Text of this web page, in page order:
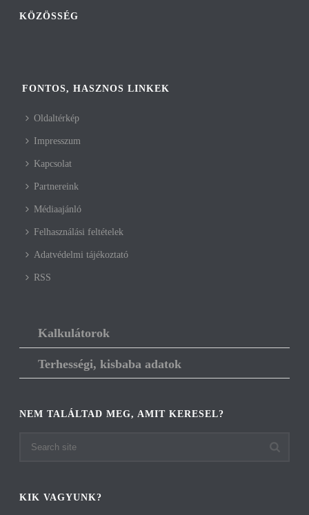
KÖZÖSSÉG
FONTOS, HASZNOS LINKEK
Oldaltérkép
Impresszum
Kapcsolat
Partnereink
Médiaajánló
Felhasználási feltételek
Adatvédelmi tájékoztató
RSS
Kalkulátorok
Terhességi, kisbaba adatok
NEM TALÁLTAD MEG, AMIT KERESEL?
KIK VAGYUNK?